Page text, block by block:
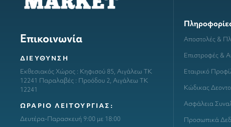
Επικοινωνία
ΔΙΕΥΘΥΝΣΗ
Εκθεσιακός Χώρος : Κηφισού 85, Αιγάλεω ΤΚ
12241 Παραλαβές : Προόδου 2, Αιγάλεω ΤΚ
12241
ΩΡΑΡΙΟ ΛΕΙΤΟΥΡΓΙΑΣ:
Δευτέρα-Παρασκευή 9:00 με 18:00
Αποστολές &
Επιστροφές &
Εταιρικό
Κώδικας
Ασφάλεια
Προσωπικά